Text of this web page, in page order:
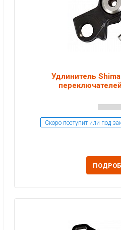
Удлинитель
Скоро поступит или под